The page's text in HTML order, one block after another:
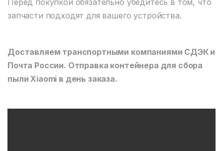
Перед покупкой обязательно убедитесь в том, что
запчасти подходят для вашего устройства.
Доставляем транспортными компаниями СДЭК и
Почта России. Отправка контейнера для сбора
пыли Xiaomi в день заказа.